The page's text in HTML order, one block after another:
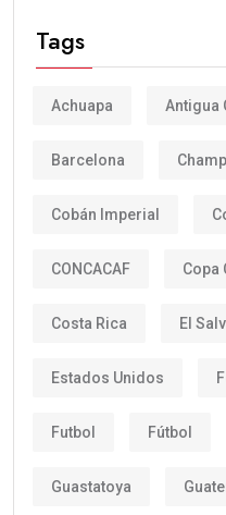
Tags
Achuapa Antigua
Barcelona
Cobán Imperial
CONCACAF Copa
Costa Rica El
Estados Unidos
Futbol Fútbol
Guastatoya